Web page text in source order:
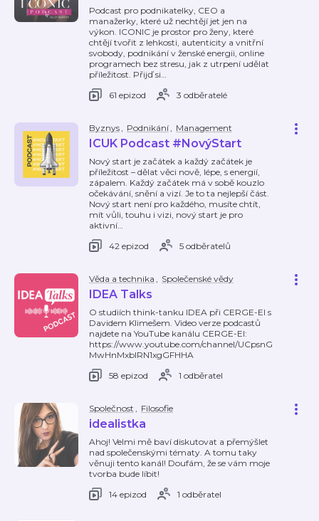
Podcast pro podnikatelky, CEO a
manažerky, které už nechtějí jet jen na
výkon. ICONIC je prostor pro ženy, které
chtějí tvořit z lehkosti, autenticity a vnitřní
svobody, podnikání v ženské energii, online
programech bez stresu, jak z utrpení udělat
příležitost. Přijď si…
61 epizod
3 odběratelé
Byznys, Podnikání, Management
ICUK Podcast #NovýStart
Nový start je začátek a každý začátek je
příležitost – dělat věci nově, lépe, s energií,
zápalem. Každý začátek má v sobě kouzlo
očekávání, snění a vizí. Je to ta nejlepší část.
Nový start není pro každého, musíte chtít,
mít vůli, touhu i vizi, nový start je pro
aktivní…
42 epizod
5 odběratelů
Věda a technika , Společenské vědy
IDEA Talks
O studiích think-tanku IDEA při CERGE-EI s
Davidem Klimešem. Video verze podcastů
najdete na YouTube kanálu CERGE-EI:
https://www.youtube.com/channel/UCpsnG
MwHnMxbIRN1xgGFHHA
58 epizod
1 odběratel
Společnost , Filosofie
idealistka
Ahoj! Velmi mě baví diskutovat a přemýšlet
nad společenskými tématy. A tomu taky
věnuji tento kanál! Doufám, že se vám moje
tvorba bude líbit!
14 epizod
1 odběratel